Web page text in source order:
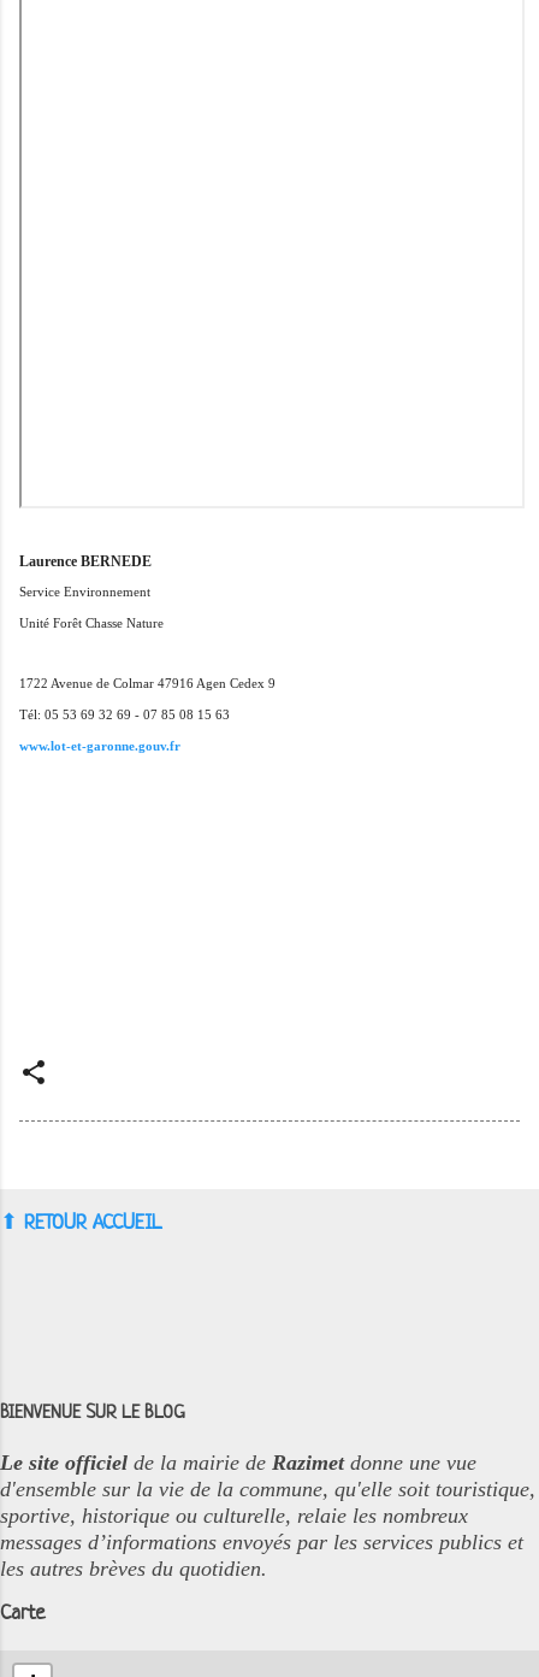
Laurence BERNEDE
Service Environnement
Unité Forêt Chasse Nature
1722 Avenue de Colmar 47916 Agen Cedex 9
Tél: 05 53 69 32 69 - 07 85 08 15 63
www.lot-et-garonne.gouv.fr
⬆︎ RETOUR ACCUEIL
BIENVENUE SUR LE BLOG
Le site officiel de la mairie de Razimetdonne une vue
d'ensemble sur la vie de la commune, qu'elle soit touristique,
sportive, historique ou culturelle, relaie les nombreux
messages d’informations envoyés par les services publics et
les autres brèves du quotidien.
Carte